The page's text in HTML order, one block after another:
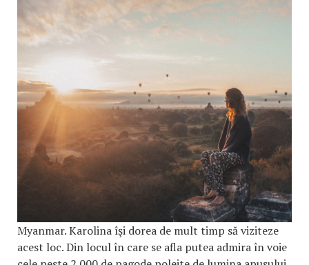
Myanmar. Karolina îşi dorea de mult timp să viziteze
acest loc. Din locul în care se afla putea admira în voie